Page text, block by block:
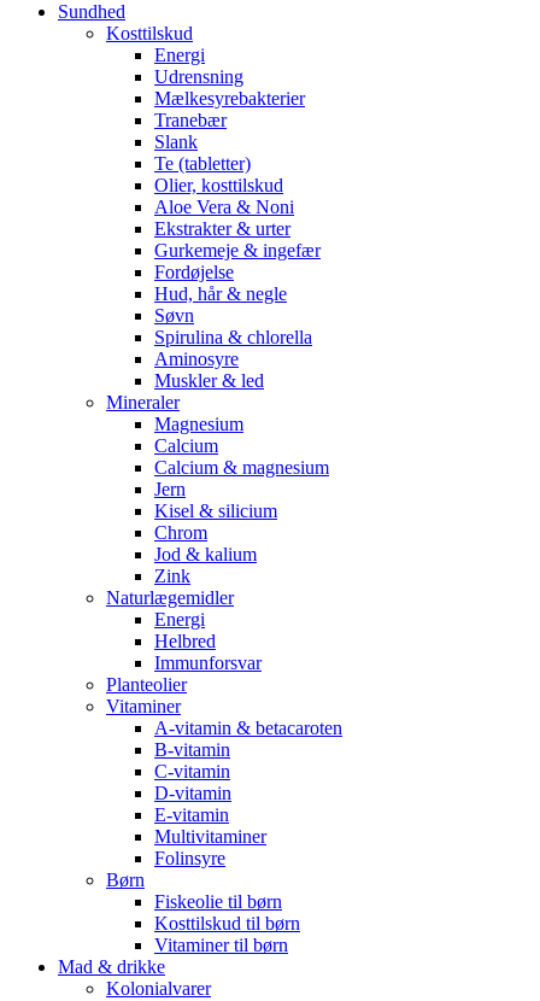
Sundhed
Kosttilskud
Energi
Udrensning
Mælkesyrebakterier
Tranebær
Slank
Te (tabletter)
Olier, kosttilskud
Aloe Vera & Noni
Ekstrakter & urter
Gurkemeje & ingefær
Fordøjelse
Hud, hår & negle
Søvn
Spirulina & chlorella
Aminosyre
Muskler & led
Mineraler
Magnesium
Calcium
Calcium & magnesium
Jern
Kisel & silicium
Chrom
Jod & kalium
Zink
Naturlægemidler
Energi
Helbred
Immunforsvar
Planteolier
Vitaminer
A-vitamin & betacaroten
B-vitamin
C-vitamin
D-vitamin
E-vitamin
Multivitaminer
Folinsyre
Børn
Fiskeolie til børn
Kosttilskud til børn
Vitaminer til børn
Mad & drikke
Kolonialvarer